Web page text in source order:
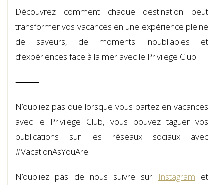
Découvrez comment chaque destination peut
transformer vos vacances en une expérience pleine
de saveurs, de moments inoubliables et
d’expériences face à la mer avec le Privilege Club.
⸻
N’oubliez pas que lorsque vous partez en vacances
avec le Privilege Club, vous pouvez taguer vos
publications sur les réseaux sociaux avec
#VacationAsYouAre.
N’oubliez pas de nous suivre sur Instagram et